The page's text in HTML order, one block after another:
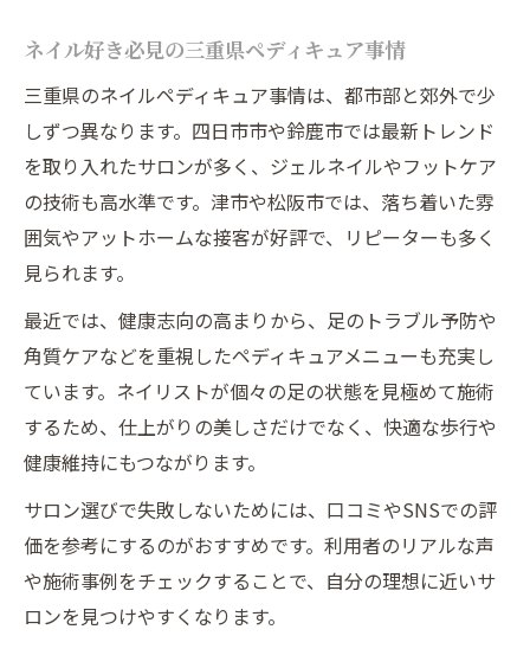
践法
自分らしさ広がる三重県のペディキュア提案
三重県で個性を活かすペディキュアネイル
術
自分らしいネイルデザインを三重県で楽し
む方法
三重県のネイルで叶えるオリジナルペディ
キュア
季節ごとに楽しめる三重県のペディキュア
提案
三重県ネイルで広がる自分らしいデザイン
発見
暮らしに馴染むネイルサロンの見極め方
三重県で生活に合うネイルサロンの選び方
ネイルサロンが暮らしに寄り添う三重県の
魅力
ネイル好き必見の三重県ペディキュア事情
三重県のネイルペディキュア事情は、都市部と郊外で少
しずつ異なります。四日市市や鈴鹿市では最新トレンド
を取り入れたサロンが多く、ジェルネイルやフットケア
の技術も高水準です。津市や松阪市では、落ち着いた雰
囲気やアットホームな接客が好評で、リピーターも多く
見られます。
最近では、健康志向の高まりから、足のトラブル予防や
角質ケアなどを重視したペディキュアメニューも充実し
ています。ネイリストが個々の足の状態を見極めて施術
するため、仕上がりの美しさだけでなく、快適な歩行や
健康維持にもつながります。
サロン選びで失敗しないためには、口コミやSNSでの評
価を参考にするのがおすすめです。利用者のリアルな声
や施術事例をチェックすることで、自分の理想に近いサ
ロンを見つけやすくなります。